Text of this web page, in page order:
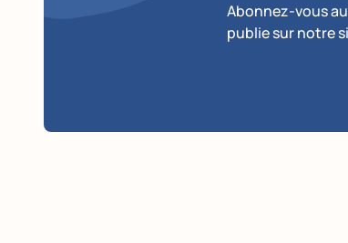
Abonnez-vous
publie sur notre